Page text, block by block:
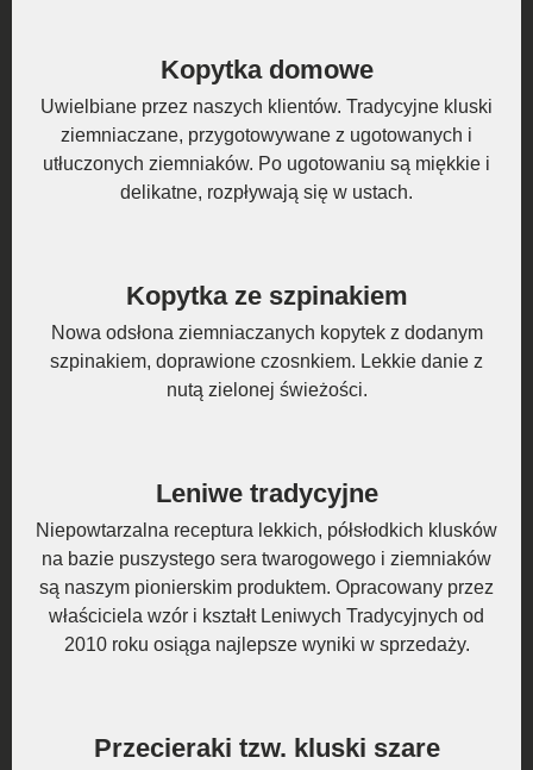
Kopytka domowe
Uwielbiane przez naszych klientów. Tradycyjne kluski
ziemniaczane, przygotowywane z ugotowanych i
utłuczonych ziemniaków. Po ugotowaniu są miękkie i
delikatne, rozpływają się w ustach.
Kopytka ze szpinakiem
Nowa odsłona ziemniaczanych kopytek z dodanym
szpinakiem, doprawione czosnkiem. Lekkie danie z
nutą zielonej świeżości.
Leniwe tradycyjne
Niepowtarzalna receptura lekkich, półsłodkich klusków
na bazie puszystego sera twarogowego i ziemniaków
są naszym pionierskim produktem. Opracowany przez
właściciela wzór i kształt Leniwych Tradycyjnych od
2010 roku osiąga najlepsze wyniki w sprzedaży.
Przecieraki tzw. kluski szare